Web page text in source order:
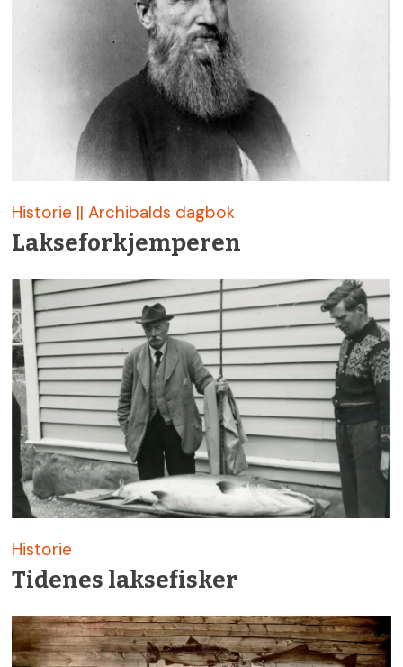
Historie || Archibalds dagbok
Lakseforkjemperen
Historie
Tidenes laksefisker